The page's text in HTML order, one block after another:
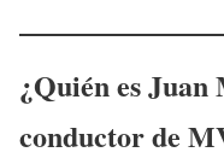
¿Quién esJuan
conductor de